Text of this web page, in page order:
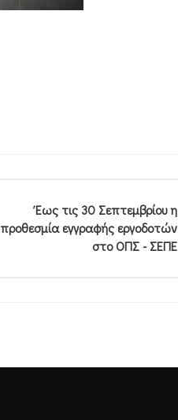
Έως τις 30 Σεπτεμβρίου η
προθεσμία εγγραφής εργοδοτών
στο ΟΠΣ - ΣΕΠΕ